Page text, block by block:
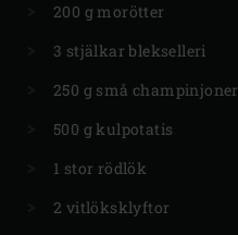
200 g morötter
3 stjälkar blekselleri
250 g små champinjoner
500 g kulpotatis
1 stor rödlök
2 vitlöksklyftor